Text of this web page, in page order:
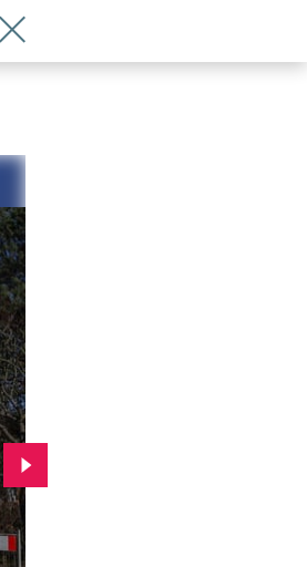
Wróć do artykułu Kiedy zakończy się
Przejdź do kolejnego zdjęcia.